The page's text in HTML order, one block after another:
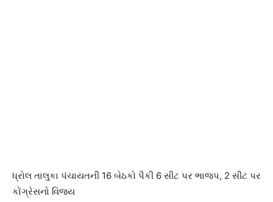
ધ્રોલ તાલુકા પંચાયતની 16 બેઠકો પૈકી 6 સીટ પર ભાજપ, 2 સીટ પર
કોંગ્રેસનો વિજય